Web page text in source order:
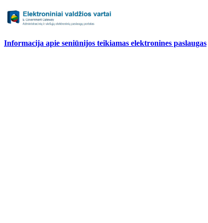
Informacija apie seniūnijos teikiamas elektronines paslaugas